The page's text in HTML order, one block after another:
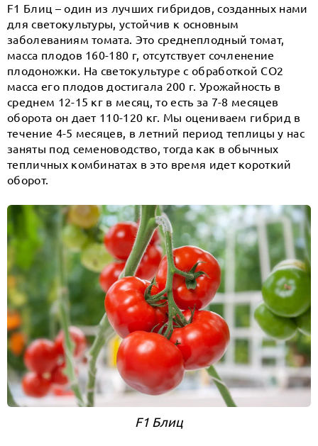
F1 Блиц – один из лучших гибридов, созданных нами
для светокультуры, устойчив к основным
заболеваниям томата. Это среднеплодный томат,
масса плодов 160-180 г, отсутствует сочленение
плодоножки. На светокультуре с обработкой СО2
масса его плодов достигала 200 г. Урожайность в
среднем 12-15 кг в месяц, то есть за 7-8 месяцев
оборота он дает 110-120 кг. Мы оцениваем гибрид в
течение 4-5 месяцев, в летний период теплицы у нас
заняты под семеноводство, тогда как в обычных
тепличных комбинатах в это время идет короткий
оборот.
F1 Блиц